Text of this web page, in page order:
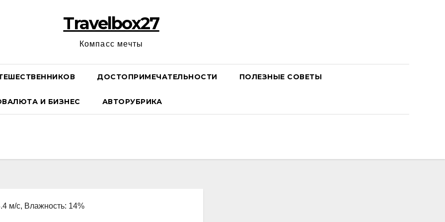
Travelbox27
Компасс мечты
ДОСТОПРИМЕЧАТЕЛЬНОСТИ ПОЛЕЗНЫЕ СОВЕТЫ
И БИЗНЕС АВТОРУБРИКА
м/с, Влажность: 14%